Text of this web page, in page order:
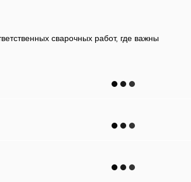
сварочных работ, где важны